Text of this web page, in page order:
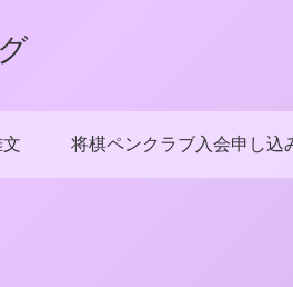
将棋ペンクラブ入会申し込